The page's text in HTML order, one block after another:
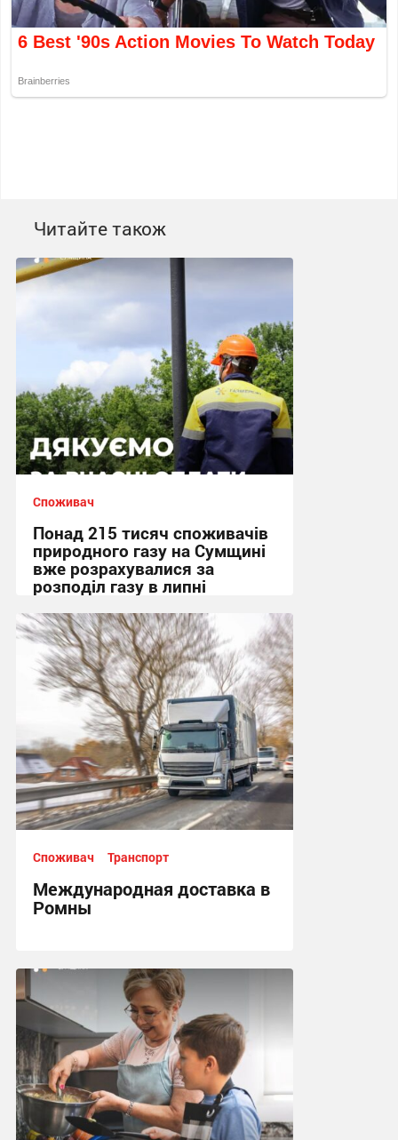
Читайте також
Споживач
Понад 215 тисяч споживачів
природного газу на Сумщині
вже розрахувалися за
розподіл газу в липні
08:27, 21.07.2026
Споживач Транспорт
Международная доставка в
Ромны
17:04, 13.07.2026